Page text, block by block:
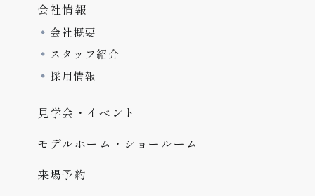
会社情報
会社概要
スタッフ紹介
採用情報
見学会・イベント
モデルホーム・ショールーム
来場予約